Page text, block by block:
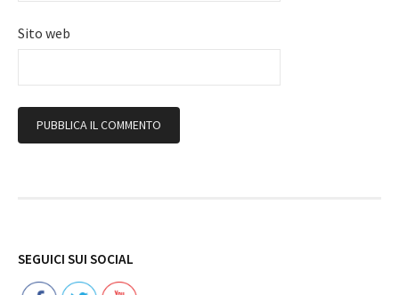
Sito web
SEGUICI SUI SOCIAL